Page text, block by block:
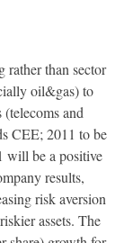
rather than sector
oil&gas) to
and
CEE; 2011 to be
will be a positive
results,
risk aversion
assets. The